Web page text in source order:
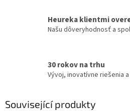
Heureka klientmi
Našu dôveryhodnosť a
30 rokov na trhu
Vývoj, inovatívne riešenia
Související produkty